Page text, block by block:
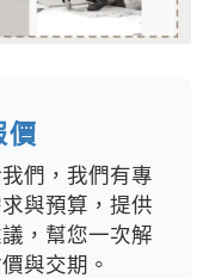
價
們，我們有專
與預算，提供
，幫您一次解
與交期。